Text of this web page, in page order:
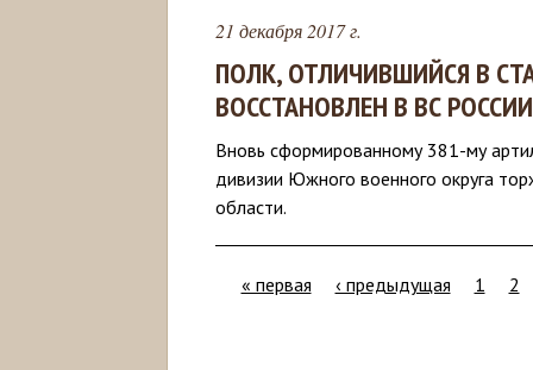
21 декабря 2017 г.
ПОЛК, ОТЛИЧИВШИЙСЯ В
ВОССТАНОВЛЕН В ВС РОССИИ
Вновь сформированному 381-му
дивизии Южного военного округа
области.
« первая ‹ предыдущая 1 2